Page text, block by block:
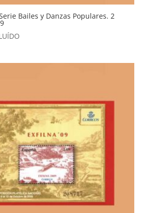
Bailes y Danzas Populares. 2